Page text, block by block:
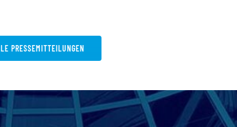
PRESSEMITTEILUNGEN